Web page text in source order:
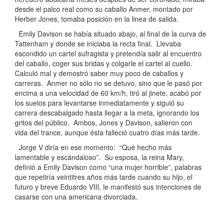
desde el palco real como su caballo Anmer, montado por
Herber Jones, tomaba posición en la linea de salida.
Emily Davison se había situado abajo, al final de la curva de
Tattenham y donde se iniciaba la recta final. Llevaba
escondido un cartel sufragista y pretendía salir al encuentro
del caballo, coger sus bridas y colgarle el cartel al cuello.
Calculó mal y demostró saber muy poco de caballos y
carreras. Anmer no sólo no se detuvo, sino que le pasó por
encima a una velocidad de 60 km/h, tiró al jinete, acabó por
los suelos para levantarse inmediatamente y siguió su
carrera descabalgado hasta llegar a la meta, ignorando los
gritos del público. Ambos, Jones y Davison, salieron con
vida del trance, aunque ésta falleció cuatro días más tarde.
Jorge V diría en ese momento: “Qué hecho más
lamentable y escándaloso”. Su esposa, la reina Mary,
definió a Emily Davison como “una mujer horrible”, palabras
que repetiría veintitres años más tarde cuando su hijo, el
futuro y breve Eduardo VIII, le manifestó sus intenciones de
casarse con una americana divorciada.